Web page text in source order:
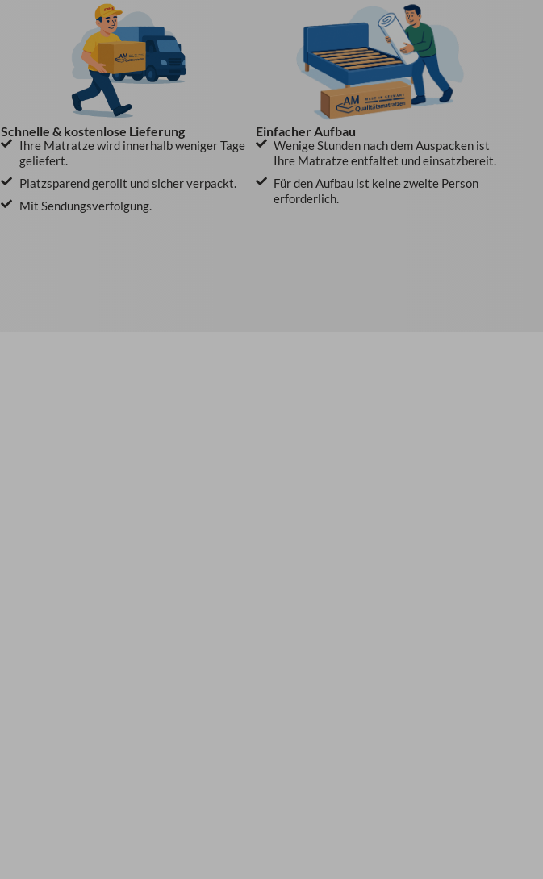
Schnelle & kostenlose Lieferung
Ihre Matratze wird innerhalb weniger Tage
geliefert.
Platzsparend gerollt und sicher verpackt.
Mit Sendungsverfolgung.
Einfacher Aufbau
Wenige Stunden nach dem Auspacken ist
Ihre Matratze entfaltet und einsatzbereit.
Für den Aufbau ist keine zweite Person
erforderlich.